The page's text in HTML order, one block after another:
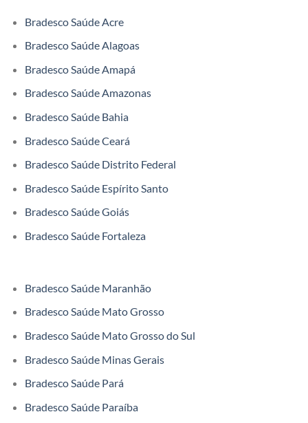
Bradesco Saúde Acre
Bradesco Saúde Alagoas
Bradesco Saúde Amapá
Bradesco Saúde Amazonas
Bradesco Saúde Bahia
Bradesco Saúde Ceará
Bradesco Saúde Distrito Federal
Bradesco Saúde Espírito Santo
Bradesco Saúde Goiás
Bradesco Saúde Fortaleza
Bradesco Saúde Maranhão
Bradesco Saúde Mato Grosso
Bradesco Saúde Mato Grosso do Sul
Bradesco Saúde Minas Gerais
Bradesco Saúde Pará
Bradesco Saúde Paraíba